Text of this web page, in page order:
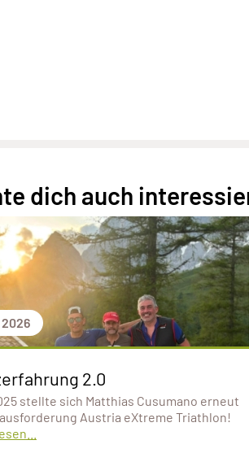
dich auch
2.0
stellte sich Matthias Cusumano erneut
Austria eXtreme Triathlon!